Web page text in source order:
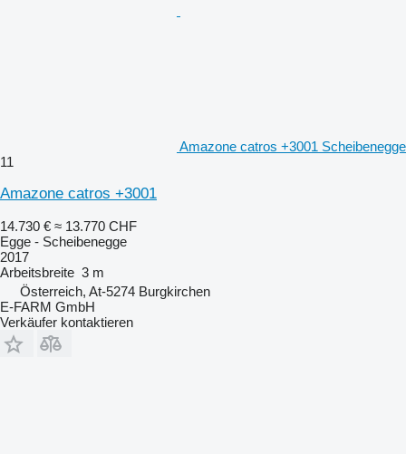
Amazone catros +3001 Scheibenegge
11
Amazone catros +3001
14.730 € ≈ 13.770 CHF
Egge - Scheibenegge
2017
Arbeitsbreite 3 m
Österreich, At-5274 Burgkirchen
E-FARM GmbH
Verkäufer kontaktieren